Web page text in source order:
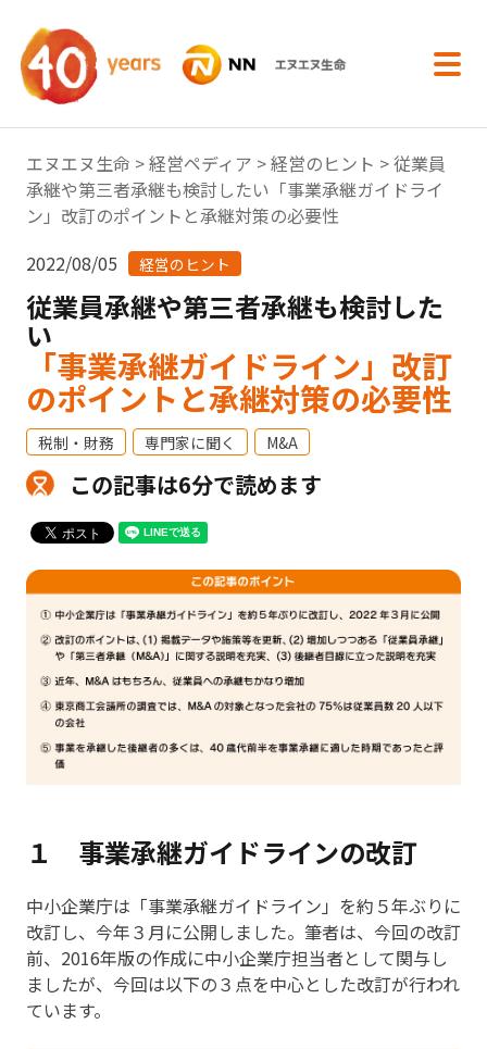
エヌエヌ生命 >経営ペディア >経営のヒント > 従業員
承継や第三者承継も検討したい「事業承継ガイドライ
ン」改訂のポイントと承継対策の必要性
2022/08/05
経営のヒント
従業員承継や第三者承継も検討した
い
「事業承継ガイドライン」改訂
のポイントと承継対策の必要性
税制・財務 専門家に聞く M&A
この記事は6分で読めます
１ 事業承継ガイドラインの改訂
中小企業庁は「事業承継ガイドライン」を約５年ぶりに
改訂し、今年３月に公開しました。筆者は、今回の改訂
前、 2016年版の作成に中小企業庁担当者として関与し
ましたが、今回は以下の３点を中心とした改訂が行われ
ています。